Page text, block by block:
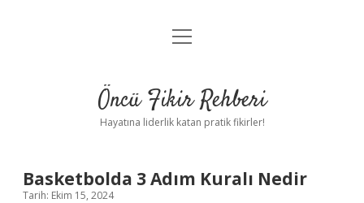
Anasayfa
Yasal Uyarı
menüyü
Öncü Fikir Rehberi
Hayatına liderlik katan pratik fikirler!
Basketbolda 3 Adım Kuralı Nedir
Tarih: Ekim 15, 2024